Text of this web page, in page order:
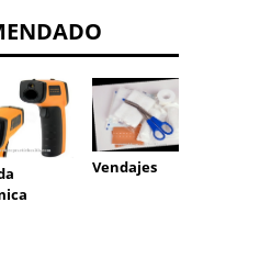
Vendajes